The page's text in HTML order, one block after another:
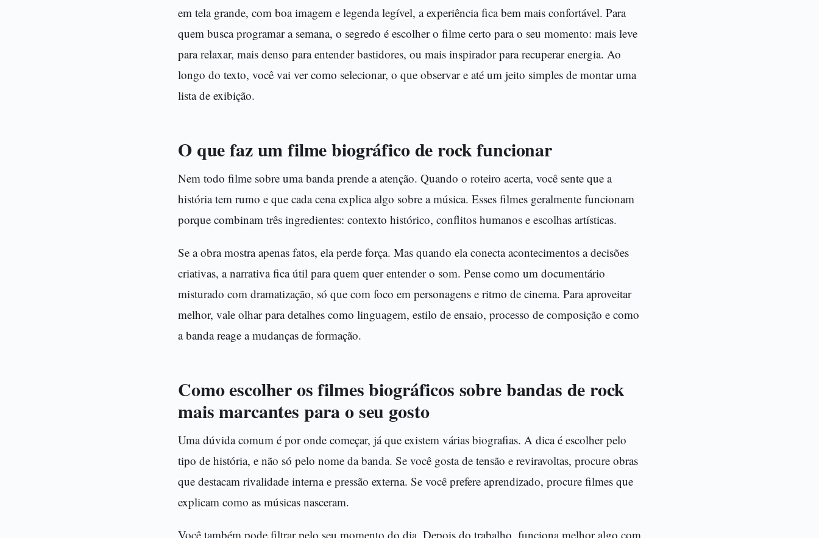
em tela grande, com boa imagem e legenda legível, a experiência fica bem mais confortável. Para
quem busca programar a semana, o segredo é escolher o filme certo para o seu momento: mais leve
para relaxar, mais denso para entender bastidores, ou mais inspirador para recuperar energia. Ao
longo do texto, você vai ver como selecionar, o que observar e até um jeito simples de montar uma
lista de exibição.
O que faz um filme biográfico de rock funcionar
Nem todo filme sobre uma banda prende a atenção. Quando o roteiro acerta, você sente que a
história tem rumo e que cada cena explica algo sobre a música. Esses filmes geralmente funcionam
porque combinam três ingredientes: contexto histórico, conflitos humanos e escolhas artísticas.
Se a obra mostra apenas fatos, ela perde força. Mas quando ela conecta acontecimentos a decisões
criativas, a narrativa fica útil para quem quer entender o som. Pense como um documentário
misturado com dramatização, só que com foco em personagens e ritmo de cinema. Para aproveitar
melhor, vale olhar para detalhes como linguagem, estilo de ensaio, processo de composição e como
a banda reage a mudanças de formação.
Como escolher os filmes biográficos sobre bandas de rock
mais marcantes para o seu gosto
Uma dúvida comum é por onde começar, já que existem várias biografias. A dica é escolher pelo
tipo de história, e não só pelo nome da banda. Se você gosta de tensão e reviravoltas, procure obras
que destacam rivalidade interna e pressão externa. Se você prefere aprendizado, procure filmes que
explicam como as músicas nasceram.
Você também pode filtrar pelo seu momento do dia. Depois do trabalho, funciona melhor algo com